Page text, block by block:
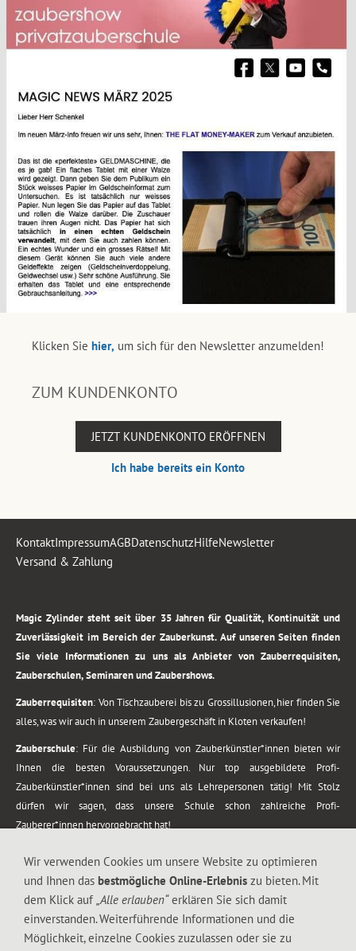
Klicken Sie hier, um sich für den Newsletter anzumelden!
ZUM KUNDENKONTO
JETZT KUNDENKONTO ERÖFFNEN
Ich habe bereits ein Konto
KontaktImpressumAGBDatenschutzHilfeNewsletter
Versand & Zahlung
Magic Zylinder steht seit über 35 Jahren für Qualität, Kontinuität und
Zuverlässigkeit im Bereich der Zauberkunst. Auf unseren Seiten finden
Sie viele Informationen zu uns als Anbieter von Zauberrequisiten,
Zauberschulen, Seminaren und Zaubershows.
Zauberrequisiten: Von Tischzauberei bis zu Grossillusionen, hier finden Sie
alles, was wir auch in unserem Zaubergeschäft in Kloten verkaufen!
Zauberschule: Für die Ausbildung von Zauberkünstler*innen bieten wir
Ihnen die besten Voraussetzungen. Nur top ausgebildete Profi-
Zauberkünstler*innen sind bei uns als Lehrepersonen tätig! Mit Stolz
dürfen wir sagen, dass unsere Schule schon zahlreiche Profi-
Zauberer*innen hervorgebracht hat!
vom Kinderprogramm bis zur Tischzauberei. Lassen Sie sich faszinieren von
meiner Zauber-Sprech-Show, angerührt mit sprachlichen Sequenzen,
gewürzt mit Gags und visuellen Illusionen wie Kaninchen, Vasen, Seilen,
Wir verwenden Cookies um unsere Website zu optimieren
und Ihnen das bestmögliche Online-Erlebnis zu bieten. Mit
dem Klick auf „Alle erlauben“erklären Sie sich damit
einverstanden. Weiterführende Informationen und die
Möglichkeit, einzelne Cookies zuzulassen oder sie zu